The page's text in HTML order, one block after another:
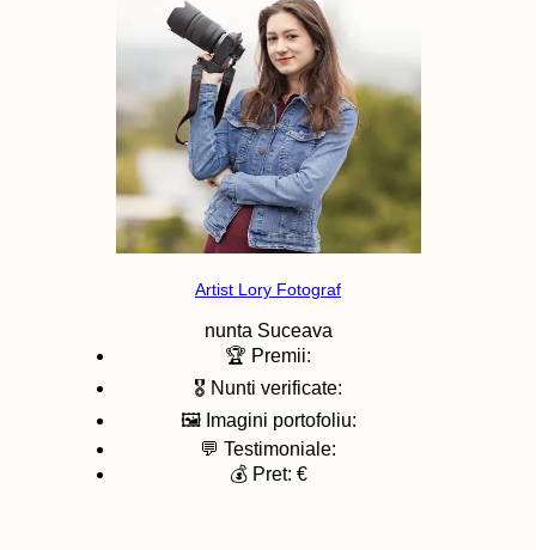
Artist Lory Fotograf
nunta Suceava
🏆 Premii:
🎖️ Nunti verificate:
🖼️ Imagini portofoliu:
💬 Testimoniale:
💰 Pret: €